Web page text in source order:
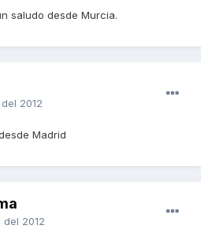
saludo desde Murcia.
2012
Madrid
del 2012